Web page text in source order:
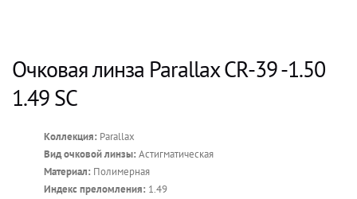
Очковая линза Parallax CR-39 -1.50
1.49 SC
Коллекция: Parallax
Вид очковой линзы: Астигматическая
Материал: Полимерная
Индекс преломления: 1.49